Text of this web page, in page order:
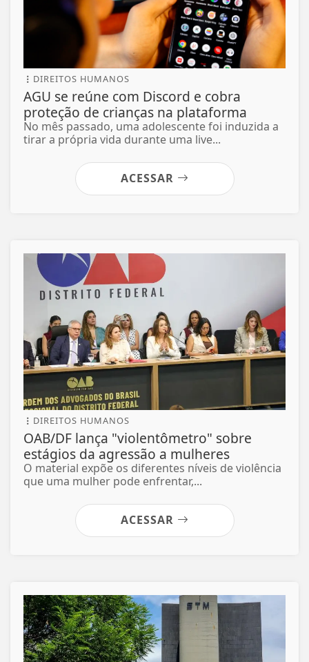
DIREITOS HUMANOS
AGU se reúne com Discord e cobra
proteção de crianças na plataforma
No mês passado, uma adolescente foi induzida a
tirar a própria vida durante uma live...
ACESSAR
DIREITOS HUMANOS
OAB/DF lança "violentômetro" sobre
estágios da agressão a mulheres
O material expõe os diferentes níveis de violência
que uma mulher pode enfrentar,...
ACESSAR